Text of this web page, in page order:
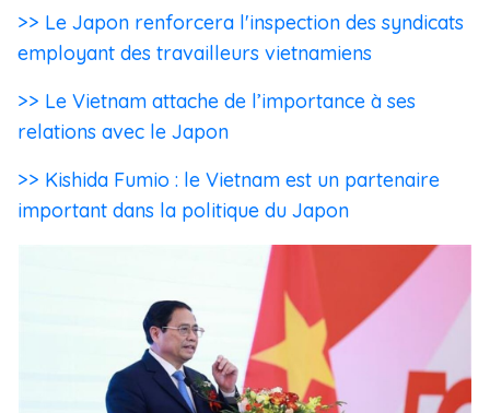
>> Le Japon renforcera l'inspection des syndicats
employant des travailleurs vietnamiens
>> Le Vietnam attache de l’importance à ses
relations avec le Japon
>> Kishida Fumio : le Vietnam est un partenaire
important dans la politique du Japon